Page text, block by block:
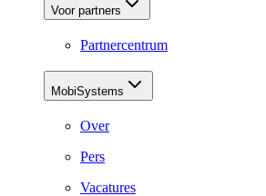
Voor partners
Partnercentrum
MobiSystems
Over
Pers
Vacatures